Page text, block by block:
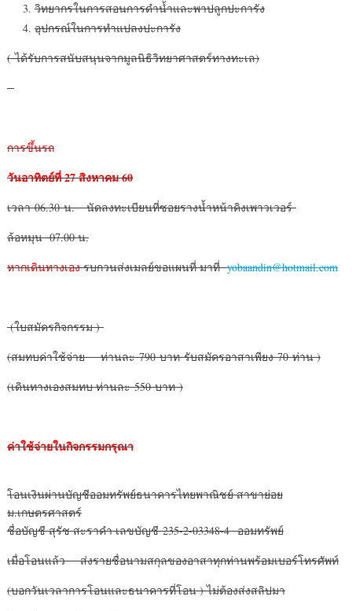
วิทยากรในการสอนการดำน้ำและพาปลูกปะการัง
อุปกรณ์ในการทำแปลงปะการัง
( ได้รับการสนับสนุนจากมูลนิธิวิทยาศาสตร์ทางทะเล)
การขึ้นรถ
วันอาทิตย์ที่27 สิงหาคม 60
เวลา 06.30 น. นัดลงทะเบียนที่ซอยรางน้ำหน้าคิงเพาวเวอร์
ล้อหมุน 07.00 น.
หากเดินทางเองรบกวนส่งเมลย์ขอแผนที่ มาที่yobaandin@hotmail.com
(ใบสมัครกิจกรรม )
(สมทบค่าใช้จ่าย ท่านละ 790 บาท รับสมัครอาสาเพียง 70 ท่าน )
(เดินทางเองสมทบ ท่านละ 550 บาท )
ค่าใช้จ่ายในกิจกรรมกรุณา
โอนเงินผ่านบัญชีออมทรัพย์ธนาคารไทยพาณิชย์ สาขาย่อย
ม.เกษตรศาสตร์
ชื่อบัญชี สุรัช สะราคำ เลขบัญชี 235-2-03348-4 ออมทรัพย์
เมื่อโอนแล้ว ส่งรายชื่อนามสกุลของอาสาทุกท่านพร้อมเบอร์โทรศัพท์
(บอกวันเวลาการโอนและธนาคารที่โอน ) ไม่ต้องส่งสลิปมา